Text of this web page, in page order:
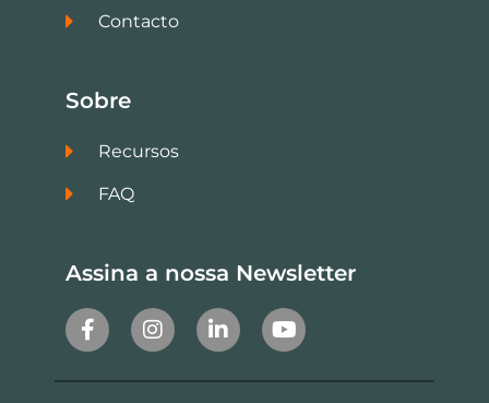
Contacto
Sobre
Recursos
FAQ
Assina a nossa Newsletter